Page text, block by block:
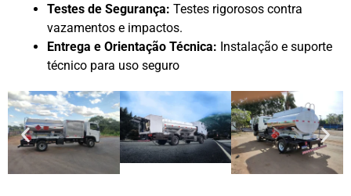
Testes de Segurança: Testes rigorosos contra
vazamentos e impactos.
Entrega e Orientação Técnica: Instalação e suporte
técnico para uso seguro